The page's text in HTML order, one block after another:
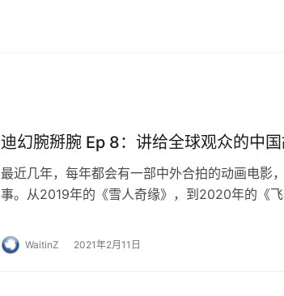
迪幻腕掰腕 Ep 8：讲给全球观众的中
最近几年，每年都会有一部中外合拍的动画电影
事。从2019年的《雪人奇缘》，到2020年的《
WaitinZ 2021年2月11日